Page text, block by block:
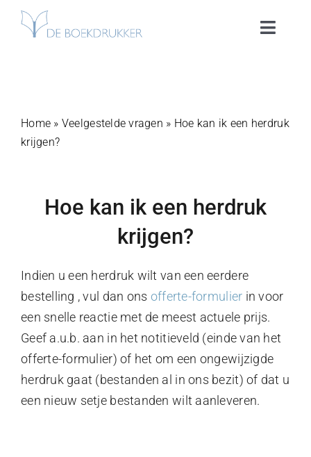
naar
Toggle
Portfolio
Klantenservice
Offerte
Bestelling plaatsen
Home » Veelgestelde vragen » Hoe kan ik een herdruk
krijgen?
Hoe kan ik een herdruk
krijgen?
Indien u een herdruk wilt van een eerdere
bestelling , vul dan ons offerte-formulier in voor
een snelle reactie met de meest actuele prijs.
Geef a.u.b. aan in het notitieveld (einde van het
offerte-formulier) of het om een ongewijzigde
herdruk gaat (bestanden al in ons bezit) of dat u
een nieuw setje bestanden wilt aanleveren.